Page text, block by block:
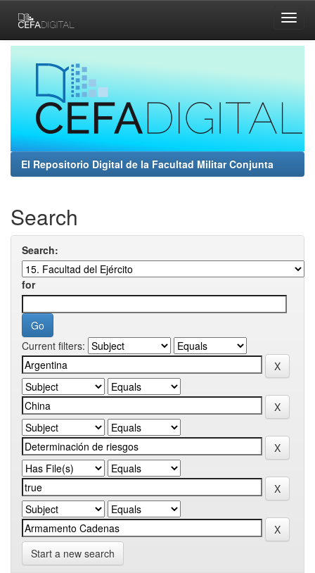
navigation
El Repositorio Digital de la Facultad Militar Conjunta
Search
Search:
for
Current filters:
Start a new search